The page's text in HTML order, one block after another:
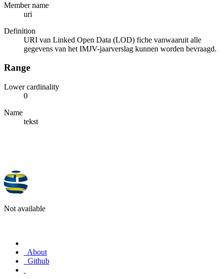
Member name
uri
Definition
URI van Linked Open Data (LOD) fiche vanwaaruit alle
gegevens van het IMJV-jaarverslag kunnen worden bevraagd.
Range
Lower cardinality
0
Name
tekst
Not available
About
Github